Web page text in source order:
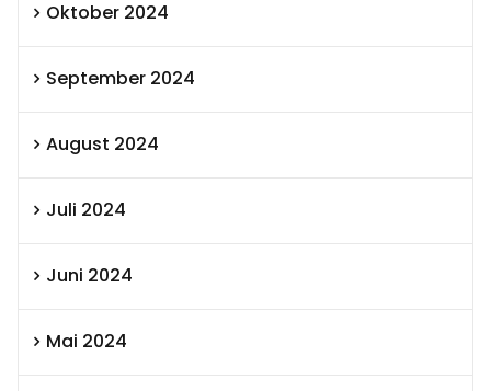
Oktober 2024
September 2024
August 2024
Juli 2024
Juni 2024
Mai 2024